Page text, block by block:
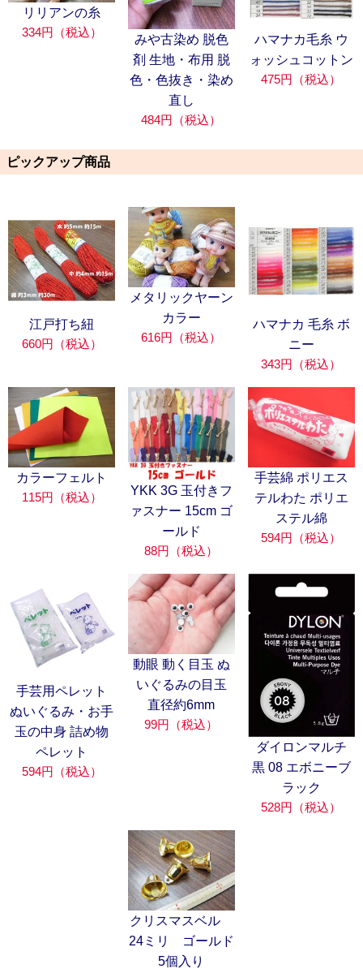
リリアンの糸
334円（税込）
みや古染め 脱色
剤 生地・布用 脱
色・色抜き・染め
直し
484円（税込）
ハマナカ毛糸 ウ
ォッシュコットン
475円（税込）
ピックアップ商品
江戸打ち紐
660円（税込）
メタリックヤーン
カラー
616円（税込）
ハマナカ 毛糸 ボ
ニー
343円（税込）
カラーフェルト
115円（税込）
YKK 3G 玉付きフ
ァスナー 15cm ゴ
ールド
88円（税込）
手芸綿 ポリエス
テルわた ポリエ
ステル綿
594円（税込）
手芸用ペレット
ぬいぐるみ・お手
玉の中身 詰め物
ペレット
594円（税込）
動眼 動く目玉 ぬ
いぐるみの目玉
直径約6mm
99円（税込）
ダイロンマルチ
黒 08 エボニーブ
ラック
528円（税込）
クリスマスベル
24ミリ ゴールド
5個入り